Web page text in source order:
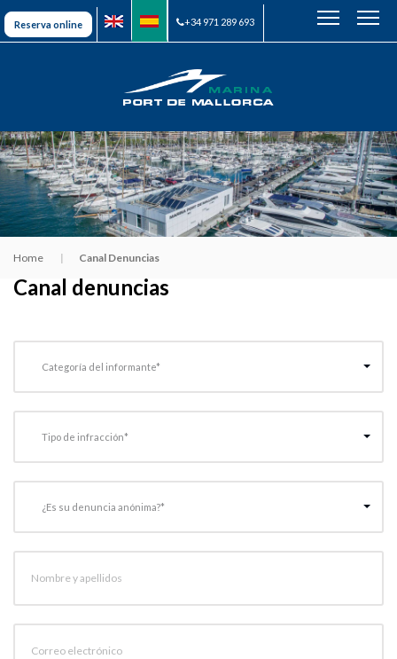
Reserva online +34 971 289 693
Home Canal Denuncias
Canal denuncias
Categoría del informante*
Tipo de infracción*
¿Es su denuncia anónima?*
Nombre y apellidos
Correo electrónico